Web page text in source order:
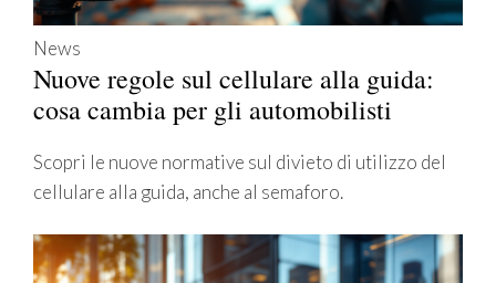
News
Nuove regole sul cellulare alla guida:
cosa cambia per gli automobilisti
Scopri le nuove normative sul divieto di utilizzo del
cellulare alla guida, anche al semaforo.